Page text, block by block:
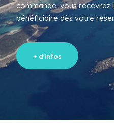
commande, vous recevrez
bénéficiaire dès votre
+ d'infos